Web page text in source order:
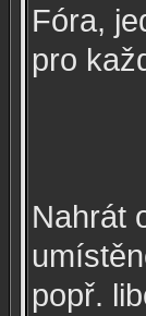
Fóra,
pro
Nahrát
popř.